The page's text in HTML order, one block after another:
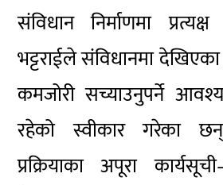
संविधान निर्माणमा
भट्टराईले संविधानमा
कमजोरी सच्याउनुपर्ने
रहेको स्वीकार गरेका
प्रक्रियाका अपूरा